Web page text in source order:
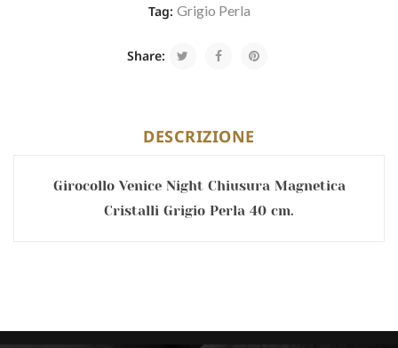
Tag: Grigio Perla
Share:
DESCRIZIONE
Girocollo Venice Night Chiusura Magnetica
Cristalli Grigio Perla 40 cm.